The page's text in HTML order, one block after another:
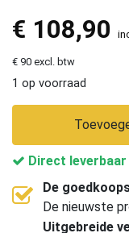
€ 108,90
€ 90 excl. btw
1 op voorraad
Direct leverbaar
De
De nieuwste
Uitgebreide